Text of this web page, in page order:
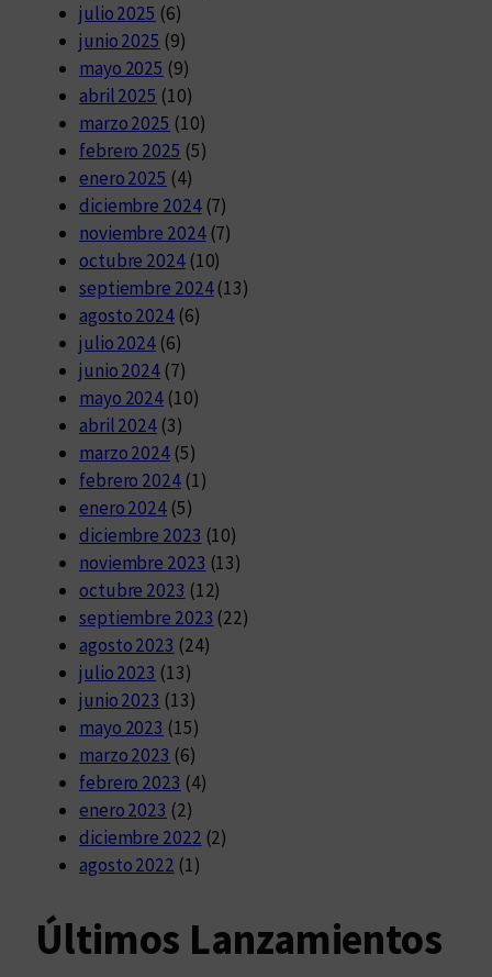
julio 2025 (6)
junio 2025 (9)
mayo 2025 (9)
abril 2025 (10)
marzo 2025 (10)
febrero 2025 (5)
enero 2025 (4)
diciembre 2024(7)
noviembre 2024(7)
octubre 2024(10)
septiembre 2024(13)
agosto 2024(6)
julio 2024 (6)
junio 2024 (7)
mayo 2024 (10)
abril 2024 (3)
marzo 2024 (5)
febrero 2024(1)
enero 2024 (5)
diciembre 2023 (10)
noviembre 2023 (13)
octubre 2023 (12)
septiembre 2023 (22)
agosto 2023 (24)
julio 2023 (13)
junio 2023 (13)
mayo 2023 (15)
marzo 2023 (6)
febrero 2023 (4)
enero 2023 (2)
diciembre 2022 (2)
agosto 2022 (1)
Últimos Lanzamientos